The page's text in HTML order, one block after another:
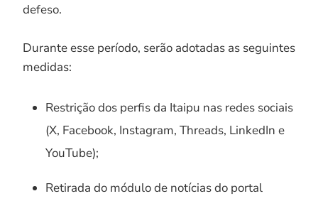
defeso.
Durante esse período, serão adotadas as seguintes
medidas:
Restrição dos perfis da Itaipu nas redes sociais
(X, Facebook, Instagram, Threads, LinkedIn e
YouTube);
Retirada do módulo de notícias do portal